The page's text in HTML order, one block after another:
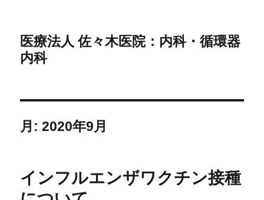
医療法人 佐々木医院：内科・循環器
内科
月:2020年9月
インフルエンザワクチン接種